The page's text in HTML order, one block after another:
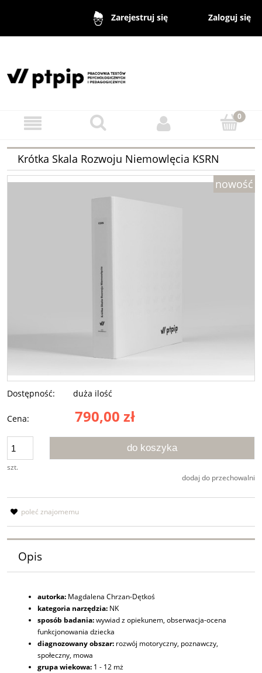
Zarejestruj się Zaloguj się
Krótka Skala Rozwoju Niemowlęcia KSRN
nowość
Dostępność: duża ilość
Cena: 790,00 zł
szt.
do koszyka
dodaj do przechowalni
poleć znajomemu
Opis
autorka: Magdalena Chrzan-Dętkoś
kategoria narzędzia: NK
sposób badania:wywiad z opiekunem, obserwacja-ocena
funkcjonowania dziecka
diagnozowany obszar: rozwój motoryczny, poznawczy,
społeczny, mowa
grupa wiekowa: 1 - 12 mż